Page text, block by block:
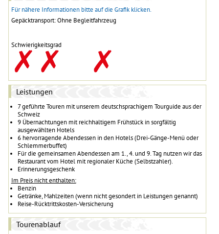
Für nähere Informationen bitte auf die Grafik klicken.
Gepäcktransport: Ohne Begleitfahrzeug
Schwierigkeitsgrad
Leistungen
7 geführte Touren mit unserem deutschsprachigem Tourguide aus der
Schweiz
9 Übernachtungen mit reichhaltigem Frühstück in sorgfältig
ausgewählten Hotels
6 hervorragende Abendessen in den Hotels (Drei-Gänge-Menü oder
Schlemmerbuffet)
Für die gemeinsamen Abendessen am 1., 4. und 9. Tag nutzen wir das
Restaurant vom Hotel mit regionaler Küche (Selbstzahler).
Erinnerungsgeschenk
Im Preis nicht enthalten:
Benzin
Getränke, Mahlzeiten (wenn nicht gesondert in Leistungen genannt)
Reise-Rücktrittskosten-Versicherung
Tourenablauf